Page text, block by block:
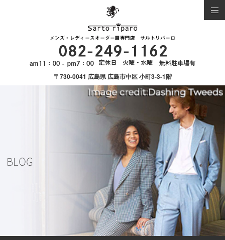
〒730-0041 広島県 広島市中区 小町3-3-1階
BLOG